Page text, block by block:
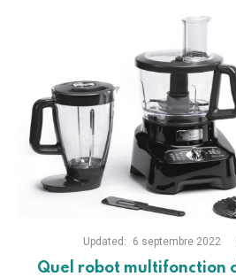
Updated: 6 septembre 2022
Quel robot multifonction